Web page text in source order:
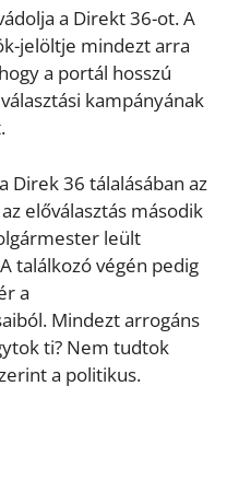
a Direkt 36-ot. A
jelöltje mindezt arra
a portál hosszú
kampányának
Direk 36 tálalásában az
előválasztás második
leült
találkozó végén pedig
a
Mindezt arrogáns
ti? Nem tudtok
a politikus.